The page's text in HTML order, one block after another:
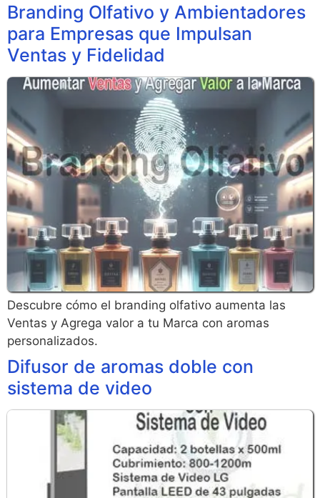
Branding Olfativo y Ambientadores
para Empresas que Impulsan
Ventas y Fidelidad
Descubre cómo el branding olfativo aumenta las
Ventas y Agrega valor a tu Marca con aromas
personalizados.
Difusor de aromas doble con
sistema de video